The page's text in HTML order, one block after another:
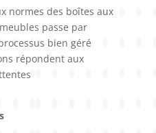
normes des boîtes aux
passe par
bien géré
répondent aux